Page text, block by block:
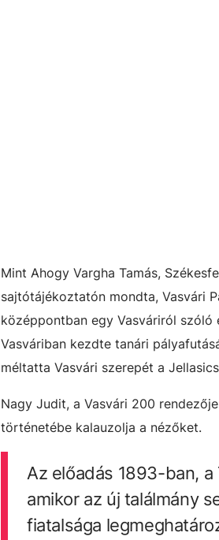
Mint Ahogy Vargha Tamás,
sajtótájékoztatón mondta, Vasvári
középpontban egy Vasváriról szóló
Vasváriban kezdte tanári
méltatta Vasvári szerepét a
Nagy Judit, a Vasvári 200
történetébe kalauzolja a nézőket.
Az előadás 1893-ban,
amikor az új találmány
fiatalsága